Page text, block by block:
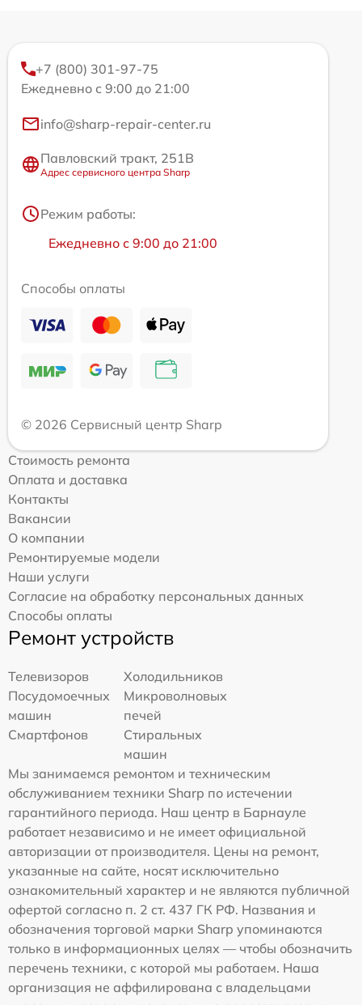
+7 (800) 301-97-75
Ежедневно с 9:00 до 21:00
info@sharp-repair-center.ru
Павловский тракт, 251В
Адрес сервисного центра Sharp
Режим работы:
Ежедневно с 9:00 до 21:00
Способы оплаты
© 2026 Сервисный центр Sharp
Стоимость ремонта
Оплата и доставка
Контакты
Вакансии
О компании
Ремонтируемые модели
Наши услуги
Согласие на обработку персональных данных
Способы оплаты
Ремонт устройств
Телевизоров
Холодильников
Посудомоечных
машин
Микроволновых
печей
Смартфонов
Стиральных
машин
Мы занимаемся ремонтом и техническим
обслуживанием техники Sharp по истечении
гарантийного периода. Наш центр в Барнауле
работает независимо и не имеет официальной
авторизации от производителя. Цены на ремонт,
указанные на сайте, носят исключительно
ознакомительный характер и не являются публичной
офертой согласно п. 2 ст. 437 ГК РФ. Названия и
обозначения торговой марки Sharp упоминаются
только в информационных целях — чтобы обозначить
перечень техники, с которой мы работаем. Наша
организация не аффилирована с владельцами